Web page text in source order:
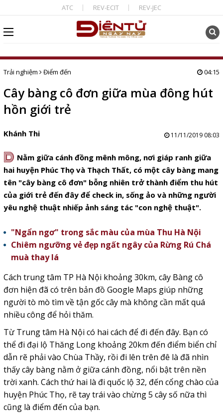
ATC REV-ECIT REV-JEC
Trải nghiệm Điểm đến 04:15
Cây bàng cô đơn giữa mùa đông hút
hồn giới trẻ
Khánh Thi 11/11/2019 08:03
D Nằm giữa cánh đồng mênh mông, nơi giáp ranh giữa
hai huyện Phúc Thọ và Thạch Thất, có một cây bàng mang
tên "cây bàng cô đơn" bỗng nhiên trở thành điểm thu hút
của giới trẻ đến đây để check in, sống ảo và những người
yêu nghệ thuật nhiếp ảnh sáng tác "con nghệ thuật".
"Ngẩn ngơ" trong sắc màu của mùa Thu Hà Nội
Chiêm ngưỡng vẻ đẹp ngất ngây của Rừng Rú Chá
muà thay lá
Cách trung tâm TP Hà Nội khoảng 30km, cây Bàng cô
đơn hiện đã có trên bản đồ Google Maps giúp những
người tò mò tìm về tận gốc cây mà không cần mất quá
nhiều công để hỏi thăm.
Từ Trung tâm Hà Nội có hai cách để đi đến đây. Bạn có
thể đi đại lộ Thăng Long khoảng 20km đến điểm biển chỉ
dẫn rẽ phải vào Chùa Thầy, rồi đi lên trên đê là đã nhìn
thấy cây bàng nằm ở giữa cánh đồng, nổi bật trên nền
trời xanh. Cách thứ hai là đi quốc lộ 32, đến cổng chào của
huyện Phúc Thọ, rẽ tay trái vào chừng 5 cây số nữa thì
cũng là điểm đến của bạn.